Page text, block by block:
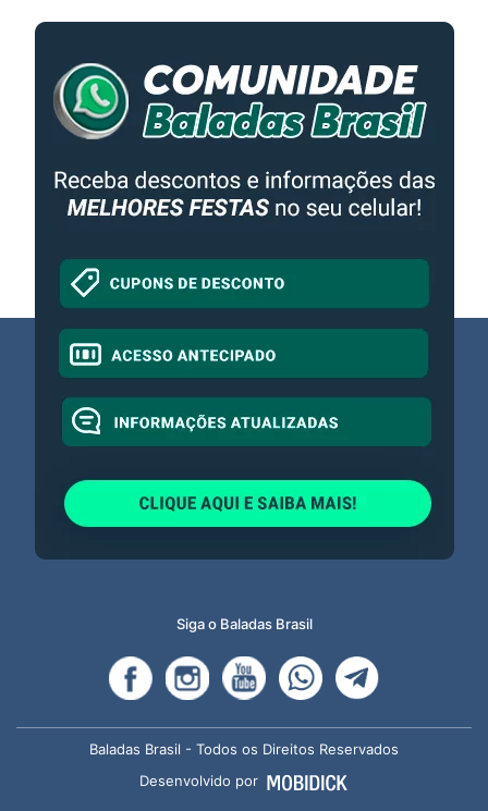
Siga o Baladas Brasil
Baladas Brasil - Todos os Direitos Reservados
Desenvolvido por